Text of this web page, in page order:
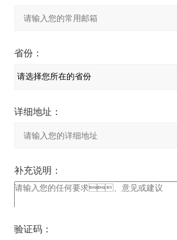
省份：
详细地址：
补充说明：
验证码：